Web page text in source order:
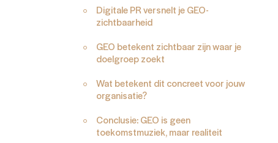
Digitale PR versnelt je GEO-
zichtbaarheid
GEO betekent zichtbaar zijn waar je
doelgroep zoekt
Wat betekent dit concreet voor jouw
organisatie?
Conclusie: GEO is geen
toekomstmuziek, maar realiteit